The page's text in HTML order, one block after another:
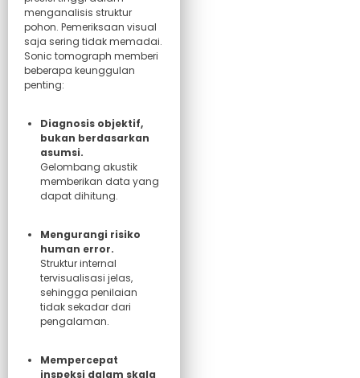
menganalisis struktur
pohon. Pemeriksaan visual
saja sering tidak memadai.
Sonic tomograph memberi
beberapa keunggulan
penting:
Diagnosis objektif,
bukan berdasarkan
asumsi.
Gelombang akustik
memberikan data yang
dapat dihitung.
Mengurangi risiko
human error.
Struktur internal
tervisualisasi jelas,
sehingga penilaian
tidak sekadar dari
pengalaman.
Mempercepat
inspeksi dalam skala